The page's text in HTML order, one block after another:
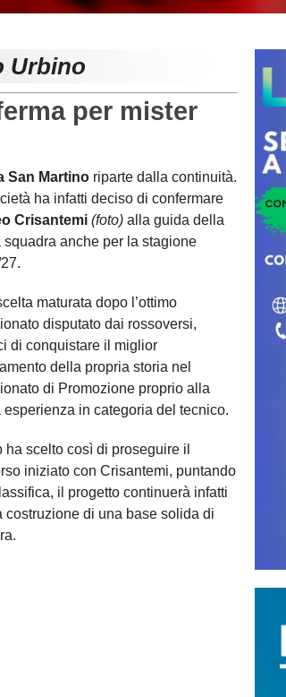
Urbino
per mister
San Martino riparte dalla continuità.
ha infatti deciso di confermare
Crisantemi (foto) alla guida della
squadra anche per la stagione
maturata dopo l’ottimo
disputato dai rossoversi,
di conquistare il miglior
della propria storia nel
di Promozione proprio alla
esperienza in categoria del tecnico.
ha scelto così di proseguire il
iniziato con Crisantemi, puntando
il progetto continuerà infatti
di una base solida di